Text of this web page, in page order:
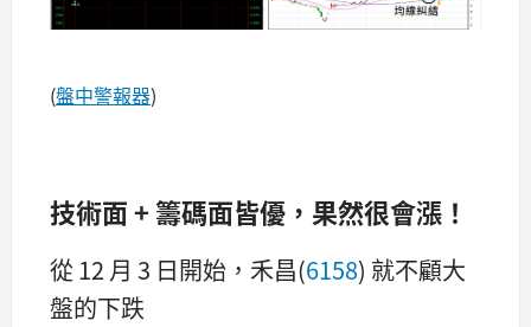
(盤中警報器)
技術面 + 籌碼面皆優，果然很會漲！
從 12 月 3 日開始，禾昌(6158) 就不顧大
盤的下跌